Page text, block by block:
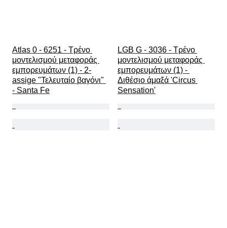
Atlas 0 - 6251 - Τρένο
μοντελισμού μεταφοράς
εμπορευμάτων (1) - 2-
assige "Τελευταίο βαγόνι"
- Santa Fe
LGB G - 3036 - Τρένο
μοντελισμού μεταφοράς
εμπορευμάτων (1) -
Διθέσιο άμαξά 'Circus
Sensation'